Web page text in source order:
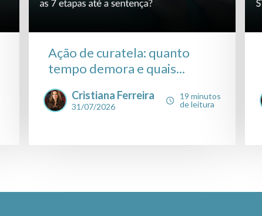
Ação de curatela: quanto
tempo demora e quais...
Cristiana Ferreira
31/07/2026
19 minutos
de leitura